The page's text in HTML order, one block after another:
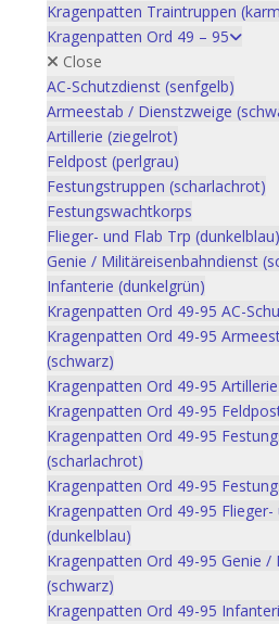
Kragenpatten Traintruppen
Kragenpatten Ord 49 – 95
Close
AC-Schutzdienst (senfgelb)
Armeestab / Dienstzweige
Artillerie (ziegelrot)
Feldpost (perlgrau)
Festungstruppen (scharlachrot)
Festungswachtkorps
Flieger- und Flab Trp (dunkelblau)
Genie / Militäreisenbahndienst
Infanterie (dunkelgrün)
Kragenpatten Ord 49-95 AC-
Kragenpatten Ord 49-95
(schwarz)
Kragenpatten Ord 49-95
Kragenpatten Ord 49-95
Kragenpatten Ord 49-95
(scharlachrot)
Kragenpatten Ord 49-95
Kragenpatten Ord 49-95 Flieger-
(dunkelblau)
Kragenpatten Ord 49-95 Genie
(schwarz)
Kragenpatten Ord 49-95